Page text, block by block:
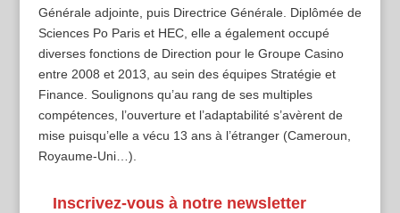
Générale adjointe, puis Directrice Générale. Diplômée de
Sciences Po Paris et HEC, elle a également occupé
diverses fonctions de Direction pour le Groupe Casino
entre 2008 et 2013, au sein des équipes Stratégie et
Finance. Soulignons qu’au rang de ses multiples
compétences, l’ouverture et l’adaptabilité s’avèrent de
mise puisqu’elle a vécu 13 ans à l’étranger (Cameroun,
Royaume-Uni…).
Inscrivez-vous à notre newsletter